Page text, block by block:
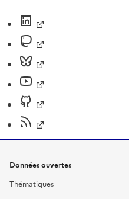
Données ouvertes
Thématiques